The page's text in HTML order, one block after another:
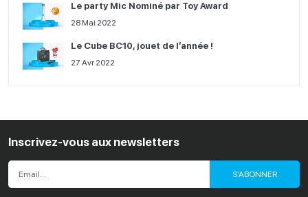
Le party Mic Nominé par Toy Award
28 Mai 2022
Le Cube BC10, jouet de l’année !
27 Avr 2022
Inscrivez-vous aux newsletters
S'ABONNER